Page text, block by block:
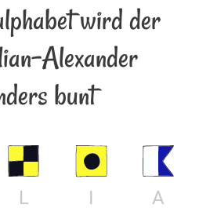
wird der
Alexander
bunt
L I A